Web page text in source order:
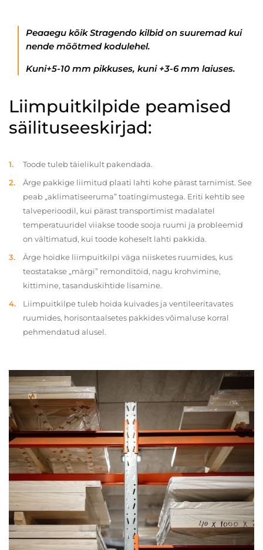
Peaaegu kõik Stragendo kilbid on suuremad kui
nende mõõtmed kodulehel.
Kuni+5-10 mm pikkuses, kuni +3-6 mm laiuses.
Liimpuitkilpide peamised
säilituseeskirjad:
Toode tuleb täielikult pakendada.
Ärge pakkige liimitud plaati lahti kohe pärast tarnimist. See
peab „aklimatiseeruma” toatingimustega. Eriti kehtib see
talveperioodil, kui pärast transportimist madalatel
temperatuuridel viiakse toode sooja ruumi ja probleemid
on vältimatud, kui toode koheselt lahti pakkida.
Ärge hoidke liimpuitkilpi väga niisketes ruumides, kus
teostatakse „märgi” remonditöid, nagu krohvimine,
kittimine, tasanduskihtide lisamine.
Liimpuitkilpe tuleb hoida kuivades ja ventileeritavates
ruumides, horisontaalsetes pakkides võimaluse korral
pehmendatud alusel.